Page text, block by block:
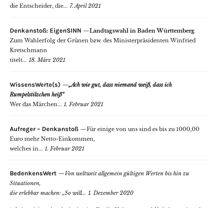
die Entscheider, die... 7. April 2021
Denkanstoß: EigenSINN
Landtagswahl in Baden Württemberg
Zum Wahlerfolg der Grünen bzw. des Ministerpräsidenten Winfried
Kretschmann
titelt... 18. März 2021
WissensWerte(s)
„Ach wie gut, dass niemand weiß, dass ich
Rumpelstilzchen heiß“
Wer das Märchen... 1. Februar 2021
Aufreger – Denkanstoß
Für einige von uns sind es bis zu 1000,00
Euro mehr Netto-Einkommen,
welches in... 1. Februar 2021
BedenkensWert
Von weltweit allgemein gültigen Werten bis hin zu
Situationen,
die erlebbar machen: „So will... 1. Dezember 2020